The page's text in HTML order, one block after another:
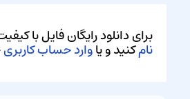
برای دانلود رایگان فایل با
نامکنید و یاوارد حساب کاربری